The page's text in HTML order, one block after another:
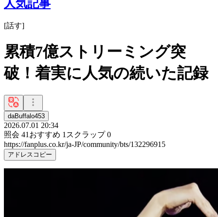
人気記事
[話す]
累積7億ストリーミング突
破！着実に人気の続いた記録
daBuffalo453
2026.07.01 20:34
照会 41 おすすめ 1 スクラップ 0
https://fanplus.co.kr/ja-JP/community/bts/132296915
アドレスコピー